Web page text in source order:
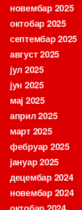
новембар 2025
октобар 2025
септембар 2025
август 2025
јул 2025
јун 2025
мај 2025
април 2025
март 2025
фебруар 2025
јануар 2025
децембар 2024
новембар 2024